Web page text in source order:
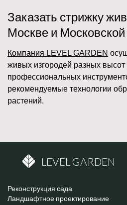
Заказать стрижку
Москве и
Компания LEVEL GARDEN
живых изгородей разных
профессиональных
рекомендуемые технологии
растений.
LEVEL GARDEN
Реконструкция сада
Ландшафтное проектирование